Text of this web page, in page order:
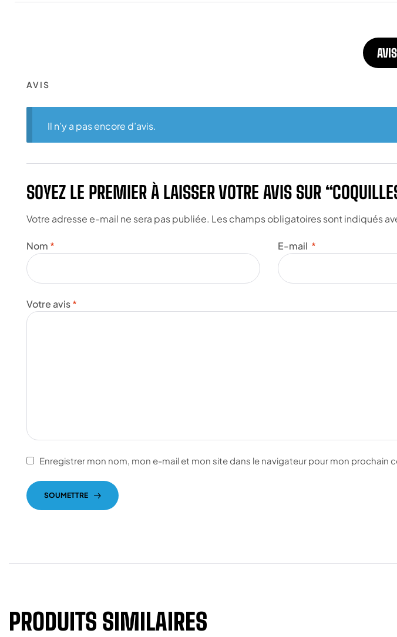
AVIS
Il n’y a pas encore d’avis.
SOYEZ LE PREMIER À LAISSER VOTRE AVIS SUR
Votre adresse e-mail ne sera pas publiée. Les champs obligatoires sont indiqués
Votre avis*
Nom * E-mail *
Enregistrer mon nom, mon e-mail et mon site dans le navigateur pour mon prochain
SOUMETTRE
PRODUITS SIMILAIRES